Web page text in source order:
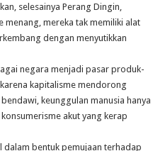
selesainya Perang Dingin,
menang, mereka tak memiliki alat
dengan menyutikkan
negara menjadi pasar produk-
kapitalisme mendorong
keunggulan manusia hanya
akut yang kerap
bentuk pemujaan terhadap